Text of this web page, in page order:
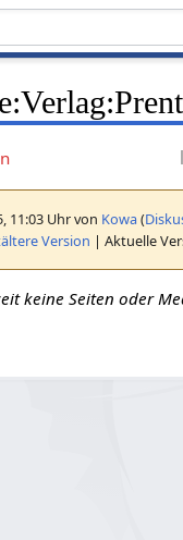
11:03 Uhr von Kowa(
Version | Aktuelle
keine Seiten oder